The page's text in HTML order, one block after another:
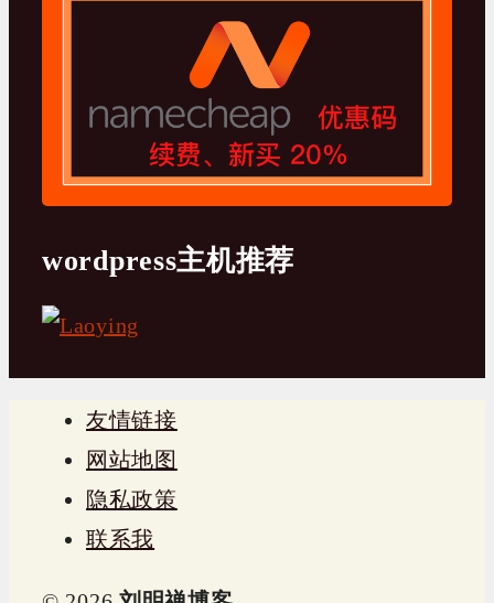
wordpress主机推荐
友情链接
网站地图
隐私政策
联系我